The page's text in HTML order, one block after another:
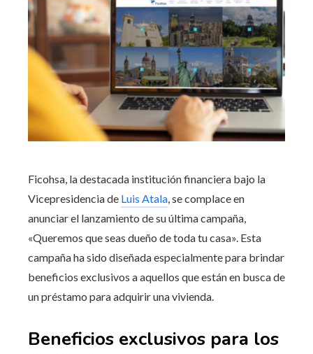
Ficohsa, la destacada institución financiera bajo la
Vicepresidencia de Luis Atala, se complace en
anunciar el lanzamiento de su última campaña,
«Queremos que seas dueño de toda tu casa». Esta
campaña ha sido diseñada especialmente para brindar
beneficios exclusivos a aquellos que están en busca de
un préstamo para adquirir una vivienda.
Beneficios exclusivos para los